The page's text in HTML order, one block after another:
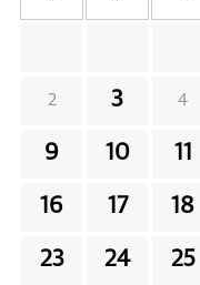
2 3 4
9 10 11
16 17 18
23 24 25